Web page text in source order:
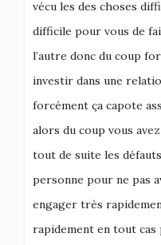
vécu les des choses
difficile pour vous de
l’autre donc du coup
investir dans une
forcément ça capote
alors du coup vous
tout de suite les
personne pour ne pas
engager très
rapidement en tout cas